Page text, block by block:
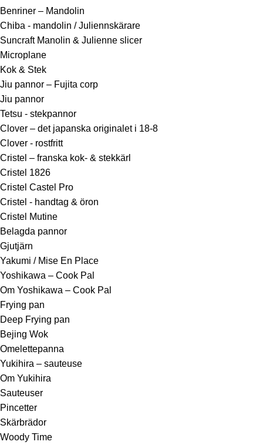
Benriner – Mandolin
Chiba - mandolin / Juliennskärare
Suncraft Manolin & Julienne slicer
Microplane
Kok & Stek
Jiu pannor – Fujita corp
Jiu pannor
Tetsu - stekpannor
Clover – det japanska originalet i 18-8
Clover - rostfritt
Cristel – franska kok- & stekkärl
Cristel 1826
Cristel Castel Pro
Cristel - handtag & öron
Cristel Mutine
Belagda pannor
Gjutjärn
Yakumi / Mise En Place
Yoshikawa – Cook Pal
Om Yoshikawa – Cook Pal
Frying pan
Deep Frying pan
Bejing Wok
Omelettepanna
Yukihira – sauteuse
Om Yukihira
Sauteuser
Pincetter
Skärbrädor
Woody Time